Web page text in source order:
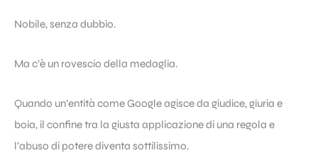
Nobile, senza dubbio.
Ma c’è un rovescio della medaglia.
Quando un’entità come Google agisce da giudice, giuria e
boia, il confine tra la giusta applicazione di una regola e
l’abuso di potere diventa sottilissimo.